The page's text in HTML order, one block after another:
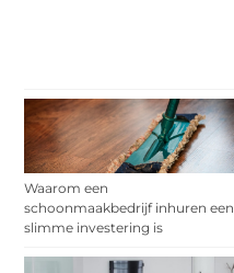
Waarom een
schoonmaakbedrijf inhuren een
slimme investering is